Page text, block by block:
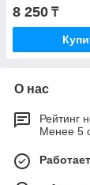
8 250 ₸
О нас
Рейтинг
Менее 5